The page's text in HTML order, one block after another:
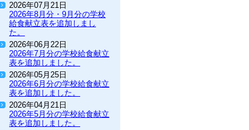
2026年07月21日
2026年8月分・9月分の学校
給食献立表を追加しまし
た。
2026年06月22日
2026年7月分の学校給食献立
表を追加しました。
2026年05月25日
2026年6月分の学校給食献立
表を追加しました。
2026年04月21日
2026年5月分の学校給食献立
表を追加しました。